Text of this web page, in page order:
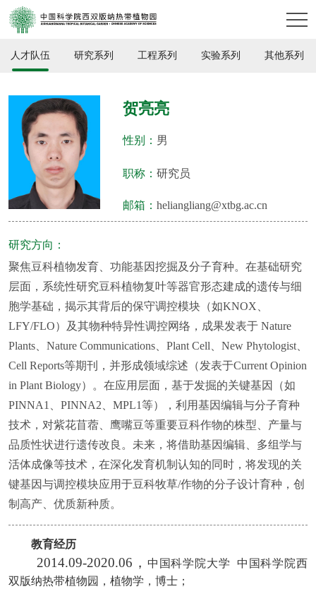
人才队伍 研究系列 工程系列 实验系列 其他系列
贺亮亮
性别： 男
职称： 研究员
邮箱： heliangliang@xtbg.ac.cn
研究方向：
聚焦豆科植物发育、功能基因挖掘及分子育种。在基础研究
层面，系统性研究豆科植物复叶等器官形态建成的遗传与细
胞学基础，揭示其背后的保守调控模块（如KNOX、
LFY/FLO）及其物种特异性调控网络，成果发表于 Nature
Plants、Nature Communications、Plant Cell、New Phytologist、
Cell Reports等期刊，并形成领域综述（发表于Current Opinion
in Plant Biology）。在应用层面，基于发掘的关键基因（如
PINNA1、PINNA2、MPL1等），利用基因编辑与分子育种
技术，对紫花苜蓿、鹰嘴豆等重要豆科作物的株型、产量与
品质性状进行遗传改良。未来，将借助基因编辑、多组学与
活体成像等技术，在深化发育机制认知的同时，将发现的关
键基因与调控模块应用于豆科牧草/作物的分子设计育种，创
制高产、优质新种质。
教育经历
2014.09-2020.06 ， 中国科学院大学 中国科学院西
双版纳热带植物园，植物学，博士 ；